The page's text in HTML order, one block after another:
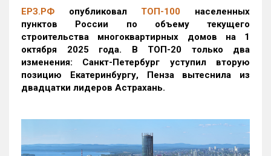
ЕРЗ.РФ опубликовал ТОП-100 населенных
пунктов России по объему текущего
строительства многоквартирных домов на 1
октября 2025 года. В ТОП-20 только два
изменения: Санкт-Петербург уступил вторую
позицию Екатеринбургу, Пенза вытеснила из
двадцатки лидеров Астрахань.